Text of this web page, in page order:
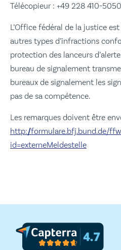
Télécopieur : +49 228 410-5050
L’Office fédéral de la justice
autres types d’infractions
protection des lanceurs
bureau de signalement
bureaux de signalement les
pas de sa compétence.
Les remarques doivent être
http://formulare.bfj.bund.de/
id=externeMeldestelle